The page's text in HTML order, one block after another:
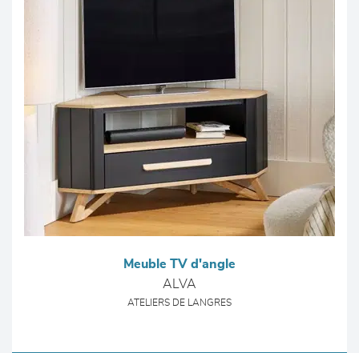
Meuble TV d'angle
ALVA
ATELIERS DE LANGRES